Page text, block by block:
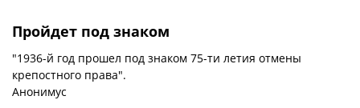
Пройдет под знаком
"1936-й год прошел под знаком 75-ти летия отмены
крепостного права".
Анонимус